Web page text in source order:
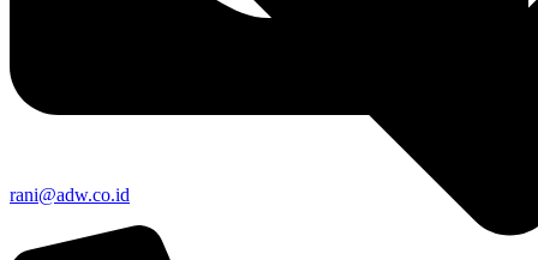
rani@adw.co.id